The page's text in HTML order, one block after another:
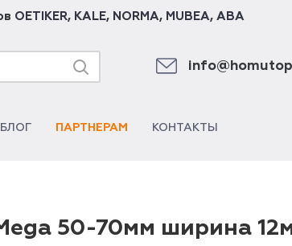
OETIKER, KALE, NORMA, MUBEA, ABA
БЛОГ ПАРТНЕРАМ КОНТАКТЫ
50-70мм ширина